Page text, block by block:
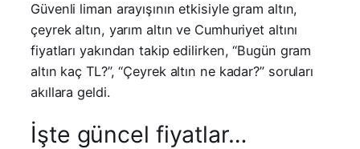
Güvenli liman arayışının etkisiyle gram altın,
çeyrek altın, yarım altın ve Cumhuriyet altını
fiyatları yakından takip edilirken, “Bugün gram
altın kaç TL?”, “Çeyrek altın ne kadar?” soruları
akıllara geldi.
İşte güncel fiyatlar…